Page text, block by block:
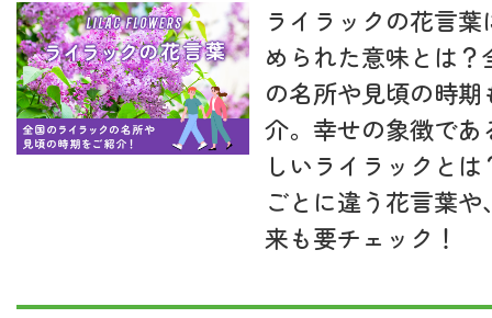
ライラックの花言葉
められた意味とは？
の名所や見頃の時期
介。幸せの象徴であ
しいライラックとは
ごとに違う花言葉や
来も要チェック！